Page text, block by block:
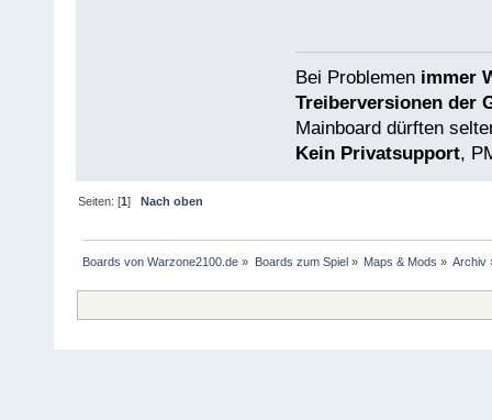
Bei Problemen immer
Treiberversionen der
Mainboard dürften
Kein Privatsupport,
Seiten: [1]Nach oben
Boards von Warzone2100.de » Boards zum Spiel» Maps & Mods » Archiv